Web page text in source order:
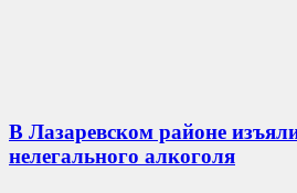
В Лазаревском районе
нелегального алкоголя